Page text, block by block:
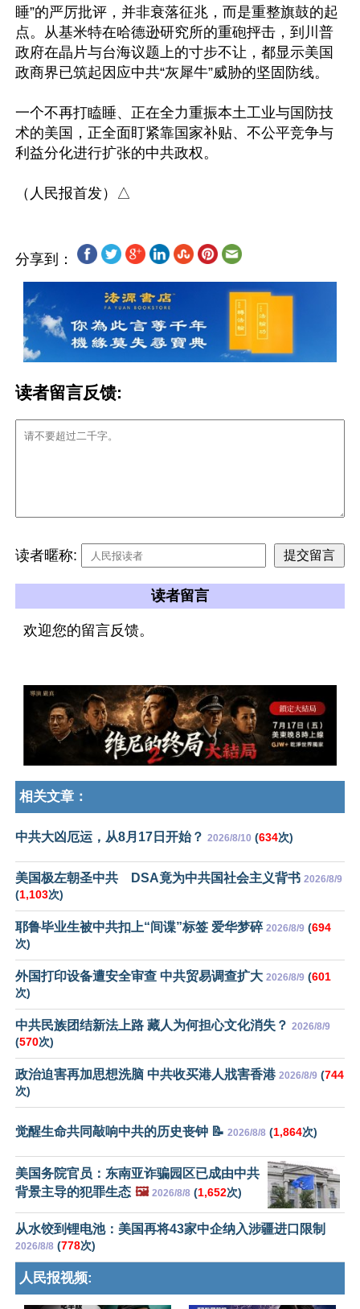
睡”的严厉批评，并非衰落征兆，而是重整旗鼓的起
点。从基米特在哈德逊研究所的重砲抨击，到川普
政府在晶片与台海议题上的寸步不让，都显示美国
政商界已筑起因应中共“灰犀牛”威胁的坚固防线。
一个不再打瞌睡、正在全力重振本土工业与国防技
术的美国，正全面盯紧靠国家补贴、不公平竞争与
利益分化进行扩张的中共政权。
分享到：
读者留言反馈:
读者暱称:
读者留言
欢迎您的留言反馈。
相关文章：
中共大凶厄运，从8月17日开始？ 2026/8/10 (634次)
美国极左朝圣中共 DSA竟为中共国社会主义背书 2026/8/9
(1,103次)
耶鲁毕业生被中共扣上“间谍”标签 爱华梦碎 2026/8/9 (694
次)
外国打印设备遭安全审查 中共贸易调查扩大 2026/8/9 (601
次)
中共民族团结新法上路 藏人为何担心文化消失？ 2026/8/9
(570次)
政治迫害再加思想洗脑 中共收买港人戕害香港 2026/8/9 (744
次)
觉醒生命共同敲响中共的历史丧钟 📝 2026/8/8 (1,864次)
美国务院官员：东南亚诈骗园区已成由中共
背景主导的犯罪生态 🖼️ 2026/8/8 (1,652次)
从水饺到锂电池：美国再将43家中企纳入涉疆进口限制
2026/8/8 (778次)
人民报视频: